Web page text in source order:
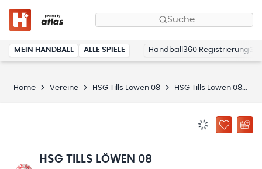
Suche
MEIN HANDBALL ALLE SPIELE Handball360 Registrierung
Home Vereine HSG Tills Löwen 08 HSG Tills Löwen 08
ZU
HSG TILLS LÖWEN 08